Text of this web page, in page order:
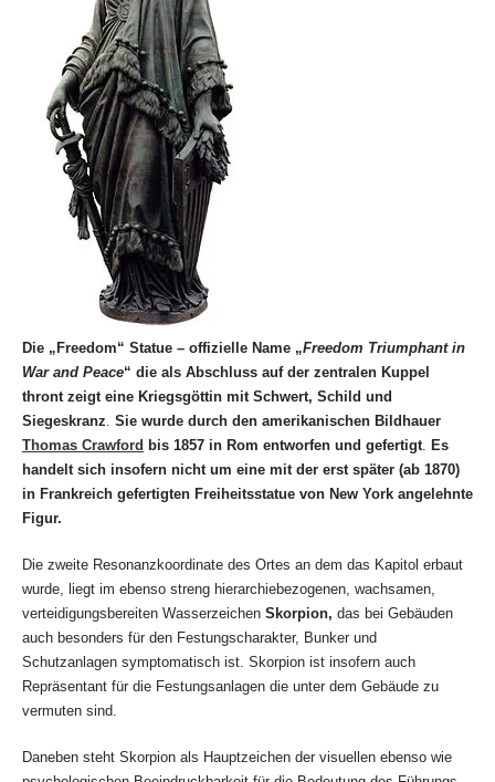
Die „Freedom“ Statue – offizielle Name „Freedom Triumphant in
War and Peace“ die als Abschluss auf der zentralen Kuppel
thront zeigt eine Kriegsgöttin mit Schwert, Schild und
Siegeskranz Sie wurde durch den amerikanischen Bildhauer
Thomas Crawford bis 1857 in Rom entworfen und gefertigt
Es
handelt sich insofern nicht um eine mit der erst später (ab 1870)
in Frankreich gefertigten Freiheitsstatue von New York angelehnte
Figur.
Die zweite Resonanzkoordinate des Ortes an dem das Kapitol erbaut
wurde, liegt im ebenso streng hierarchiebezogenen, wachsamen,
verteidigungsbereiten Wasserzeichen Skorpion, das bei Gebäuden
auch besonders für den Festungscharakter, Bunker und
Schutzanlagen symptomatisch ist. Skorpion ist insofern auch
Repräsentant für die Festungsanlagen die unter dem Gebäude zu
vermuten sind.
Daneben steht Skorpion als Hauptzeichen der visuellen ebenso wie